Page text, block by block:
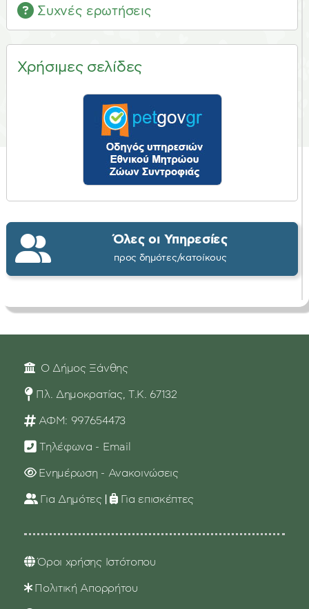
Συχνές ερωτήσεις
Χρήσιμες σελίδες
Όλες οι Υπηρεσίες
προς δημότες/κατοίκους
Ο Δήμος Ξάνθης
Πλ. Δημοκρατίας, Τ.Κ. 67132
ΑΦΜ: 997654473
Τηλέφωνα - Email
Ενημέρωση - Ανακοινώσεις
Για Δημότες | Για επισκέπτες
Όροι χρήσης Ιστότοπου
Πολιτική Απορρήτου